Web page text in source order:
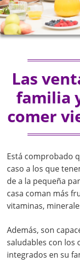
Las
familia
comer
Está comprobado
caso a los que
de a la pequeña
casa coman más
vitaminas,
Además, son
saludables con los
integrados en su